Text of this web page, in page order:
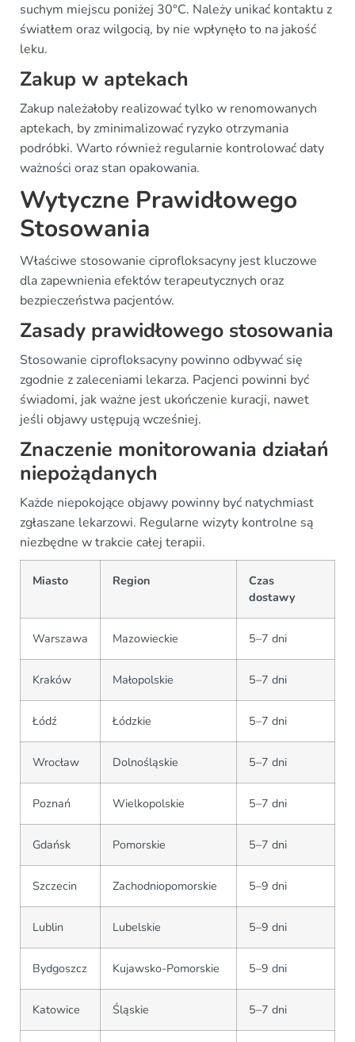
suchym miejscu poniżej 30°C. Należy unikać kontaktu z
światłem oraz wilgocią, by nie wpłynęło to na jakość
leku.
Zakup w aptekach
Zakup należałoby realizować tylko w renomowanych
aptekach, by zminimalizować ryzyko otrzymania
podróbki. Warto również regularnie kontrolować daty
ważności oraz stan opakowania.
Wytyczne Prawidłowego
Stosowania
Właściwe stosowanie ciprofloksacyny jest kluczowe
dla zapewnienia efektów terapeutycznych oraz
bezpieczeństwa pacjentów.
Zasady prawidłowego stosowania
Stosowanie ciprofloksacyny powinno odbywać się
zgodnie z zaleceniami lekarza. Pacjenci powinni być
świadomi, jak ważne jest ukończenie kuracji, nawet
jeśli objawy ustępują wcześniej.
Znaczenie monitorowania działań
niepożądanych
Każde niepokojące objawy powinny być natychmiast
zgłaszane lekarzowi. Regularne wizyty kontrolne są
niezbędne w trakcie całej terapii.
Miasto Region
Czas
dostawy
Warszawa Mazowieckie 5–7 dni
Kraków Małopolskie 5–7 dni
Łódź Łódzkie 5–7 dni
Wrocław Dolnośląskie 5–7 dni
Poznań Wielkopolskie 5–7 dni
Gdańsk Pomorskie 5–7 dni
Szczecin Zachodniopomorskie 5–9 dni
Lublin Lubelskie 5–9 dni
Bydgoszcz Kujawsko-Pomorskie 5–9 dni
Katowice Śląskie 5–7 dni